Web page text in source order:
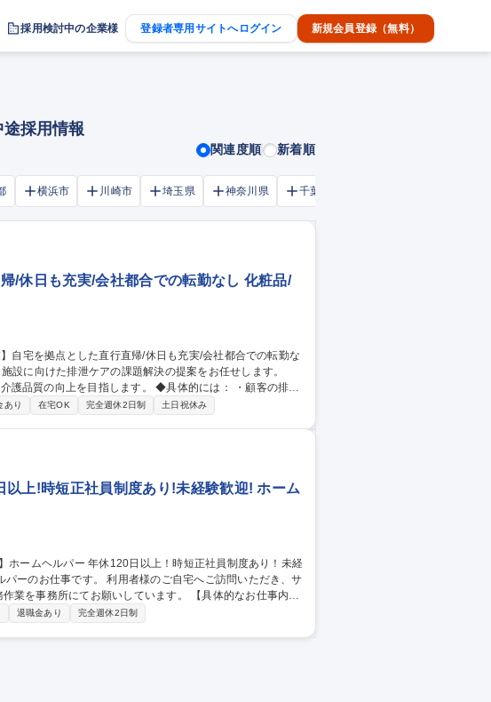
採用検討中の企業様 登録者専用サイトへログイン 新規会員登録（無料）
採用情報
関連度順 新着順
横浜市 川崎市 埼玉県 神奈川県 千葉市
/休日も充実/会社都合での転勤なし 化粧品/
指します。 ◆具体的には： ・顧客の排泄
製品の正しい使用方法の案内・勉強会の実施（実際に成人
勤なし
あり 在宅OK 完全週休2日制 土日祝休み
上!時短正社員制度あり!未経験歓迎! ホーム
にてお願いしています。 【具体的なお仕事内
般への支援等をお任せします。デビューまでは先輩社員が
退職金あり 完全週休2日制